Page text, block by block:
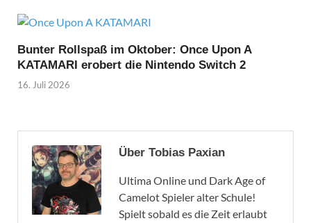
Bunter Rollspaß im Oktober: Once Upon A
KATAMARI erobert die Nintendo Switch 2
16. Juli 2026
Über Tobias Paxian
Ultima Online und Dark Age of
Camelot Spieler alter Schule!
Spielt sobald es die Zeit erlaubt